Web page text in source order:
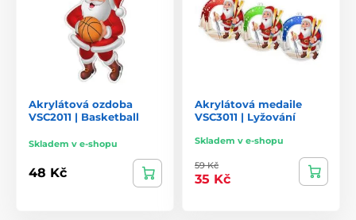
Akrylátová ozdoba
VSC2011 | Basketball
Skladem v e-shopu
48 Kč
Akrylátová medaile
VSC3011 | Lyžování
Skladem v e-shopu
59 Kč
35 Kč